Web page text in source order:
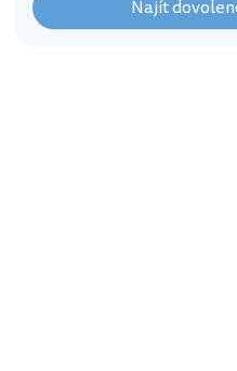
Najít